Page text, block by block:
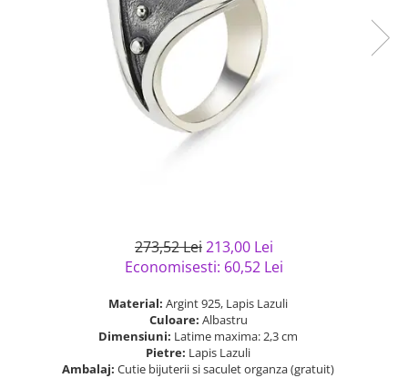
Bijuterii argint placat cu aur
Bijuterii argint cu diverse
Bijuterii argint cu murano
Bijuterii gotice si rock
Bijuterii Handmade
Solutii si lavete de curatare
273,52 Lei213,00 Lei
Economisesti: 60,52 Lei
Material: Argint 925, Lapis Lazuli
Culoare: Albastru
Dimensiuni: Latime maxima: 2,3 cm
Pietre: Lapis Lazuli
Ambalaj: Cutie bijuterii si saculet organza (gratuit)